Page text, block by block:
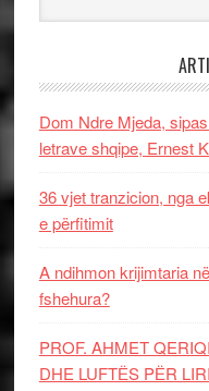
Dom Ndre Mjeda,
letrave shqipe, Ernest
36 vjet tranzicion, nga
e përfitimit
A ndihmon krijimtaria
fshehura?
PROF. AHMET
DHE LUFTЁS PЁR